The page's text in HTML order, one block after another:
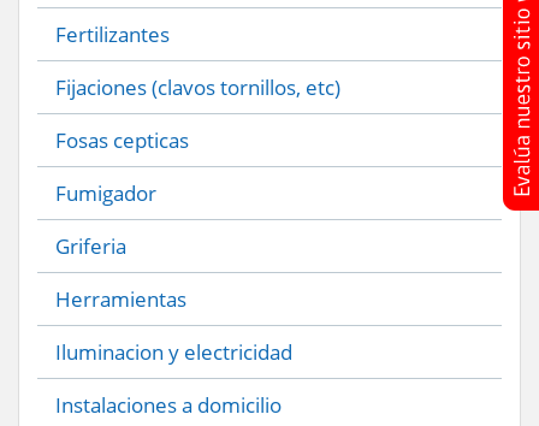
Fertilizantes
Fijaciones (clavos tornillos, etc)
Fosas cepticas
Fumigador
Griferia
Herramientas
Iluminacion y electricidad
Instalaciones a domicilio